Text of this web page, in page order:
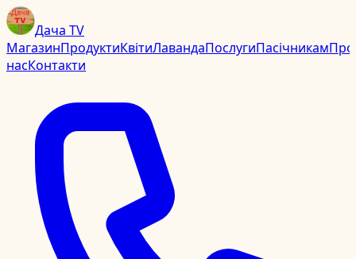
Дача TV
МагазинПродуктиКвітиЛавандаПослугиПасічникамПро
насКонтакти